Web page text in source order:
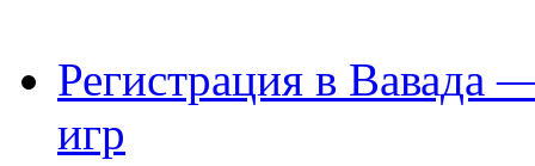
Регистрация в Вавада
игр